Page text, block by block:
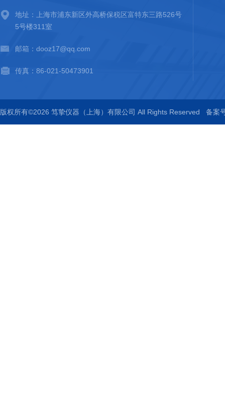
地址：上海市浦东新区外高桥保税区富特东三路526号
5号楼311室
邮箱：dooz17@qq.com
传真：86-021-50473901
版权所有©2026 笃挚仪器（上海）有限公司 All Rights Reserved 备案